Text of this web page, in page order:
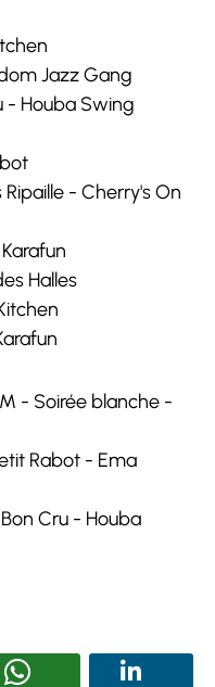
Jazz Gang
- Houba Swing
Ripaille - Cherry's On
Halles
- Soirée blanche -
Rabot - Ema
Cru - Houba